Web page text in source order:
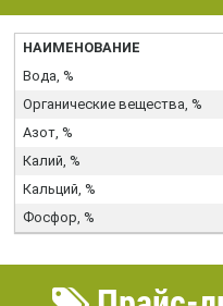
НАИМЕНОВАНИЕ
Вода, %
Органические вещества, %
Азот, %
Калий, %
Кальций, %
Фосфор, %